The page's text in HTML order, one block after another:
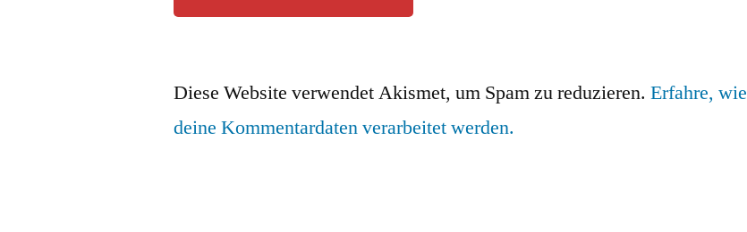
Diese Website verwendet Akismet, um Spam zu reduzieren.Erfahre, wie
deine Kommentardaten verarbeitet werden.